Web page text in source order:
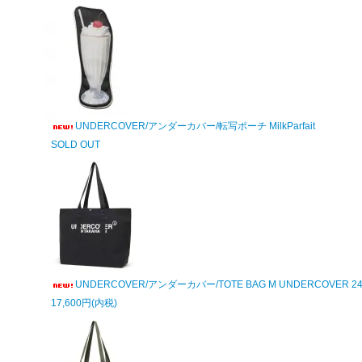
UNDERCOVER/アンダーカバー/転写ポーチ MilkParfait
SOLD OUT
UNDERCOVER/アンダーカバー/TOTE BAG M UNDERCOVER
17,600円(内税)